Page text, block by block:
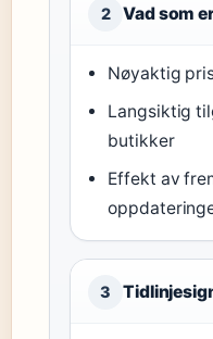
2 Vad som
Nøyaktig
Langsiktig
butikker
Effekt av
3